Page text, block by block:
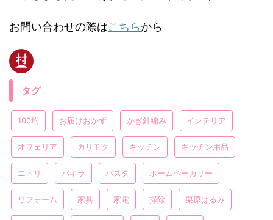
お問い合わせの際はこちらから
タグ
100均 お届けおかず かぎ針編み インテリア
オフェリア カリモク キッチン キッチン用品
ニトリ パキラ パスタ ホームベーカリー
リフォーム 家具 家電 掃除 栗原はるみ